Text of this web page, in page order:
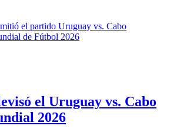
el Uruguay vs. Cabo
2026